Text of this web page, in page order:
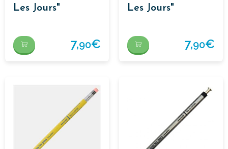
Les Jours"
7,90€
Les Jours"
7,90€